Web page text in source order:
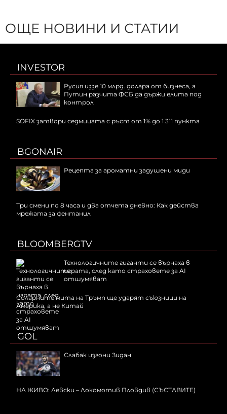
ОЩЕ НОВИНИ И СТАТИИ
INVESTOR
Русия иззе 10 млрд. долара от бизнеса, а
Путин разчита ФСБ да държи елита под
контрол
SOFIX затвори седмицата с ръст от 1% до 1 311 пункта
BGONAIR
Рецепта за ароматни задушени миди
Три смени по 8 часа и два отчета дневно: Как действа
мрежата за фентанил
BLOOMBERGTV
Технологичните гиганти се върнаха в
играта, след като страховете за AI
отшумяват
Соларните мита на Тръмп ще ударят съюзници на
Америка, а не Китай
GOL
Слабак изгони Зидан
НА ЖИВО: Левски – Локомотив Пловдив (СЪСТАВИТЕ)